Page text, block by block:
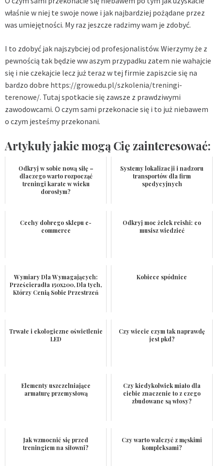
właśnie w niej te swoje nowe i jak najbardziej pożądane przez
was umiejętności. My raz jeszcze radzimy wam je zdobyć.
I to zdobyć jak najszybciej od profesjonalistów. Wierzymy że z
pewnością tak będzie ww aszym przypadku zatem nie wahajcie
się i nie czekajcie lecz już teraz w tej firmie zapiszcie się na
bardzo dobre https://grow.edu.pl/szkolenia/treningi-
terenowe/. Tutaj spotkacie się zawsze z prawdziwymi
zawodowcami. O czym sami przekonacie się i to już niebawem
o czym jesteśmy przekonani.
Artykuły jakie mogą Cię zainteresować:
Odkryj w sobie nową siłę –
dlaczego warto rozpocząć
treningi karate w wieku
dorosłym?
Systemy lokalizacji i nadzoru
transportów dla firm
spedycyjnych
Cechy dobrego sklepu e-
commerce
Odkryj moc żelek reishi: co
musisz wiedzieć
Wymiary Dla Wymagających:
Prześcieradła 150x200, Dla tych,
Którzy Cenią Sobie Przestrzeń
Kobiece spódnice
Trwałe i ekologiczne oświetlenie
LED
Czy wiecie czym tak naprawdę
jest pkd?
Elementy uszczelniające
armaturę przemysłową
Czy kiedykolwiek miało dla
ciebie znaczenie to z czego
zbudowane są włosy?
Jak wzmocnić się przed
treningiem na siłowni?
Czy warto walczyć z męskimi
kompleksami?